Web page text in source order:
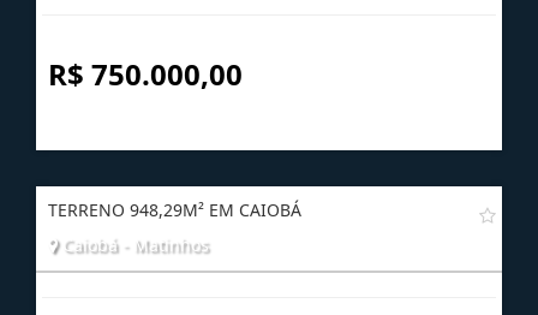
R$ 750.000,00
TERRENO 948,29M² EM CAIOBÁ
Caiobá - Matinhos